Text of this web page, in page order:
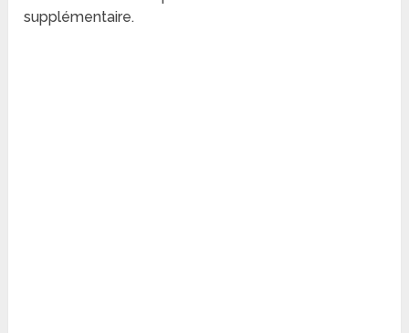
supplémentaire.